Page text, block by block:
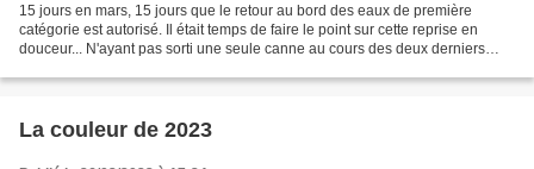
15 jours en mars, 15 jours que le retour au bord des eaux de première
catégorie est autorisé. Il était temps de faire le point sur cette reprise en
douceur... N'ayant pas sorti une seule canne au cours des deux derniers
La couleur de 2023